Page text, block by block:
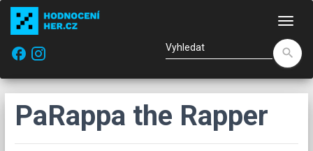
facebook
search
PaRappa the Rapper